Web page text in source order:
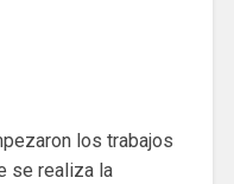
los trabajos
se realiza la